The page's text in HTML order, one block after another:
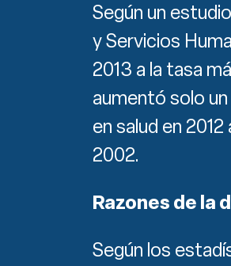
Según un
y Servicios
2013 a la tasa
aumentó solo
en salud en
2002.
Razones de la
Según los